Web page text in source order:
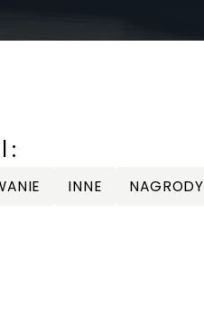
INNE NAGRODY